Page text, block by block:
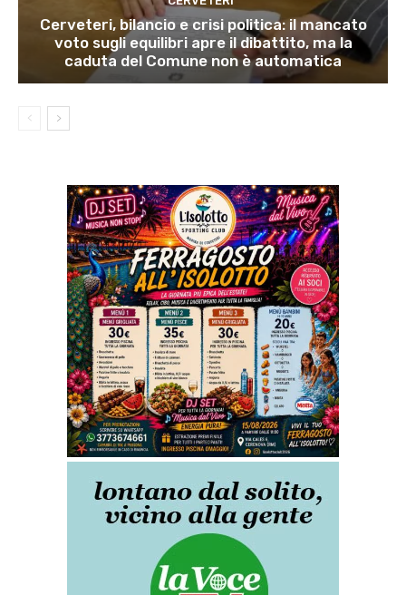
Cerveteri, bilancio e crisi politica: il mancato
voto sugli equilibri apre il dibattito, ma la
caduta del Comune non è automatica